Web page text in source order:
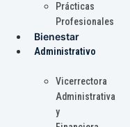
Prácticas
Profesionales
Bienestar
Administrativo
Vicerrectora
Administrativa
y